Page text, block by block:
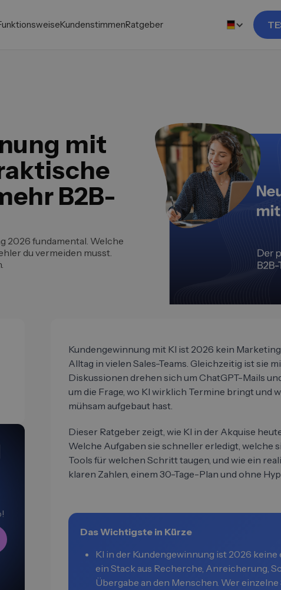
KundenstimmenRatgeber
mit
B2B-
2026 fundamental. Welche
du vermeiden musst.
Kundengewinnung mit KI ist 2026 kein
Alltag in vielen Sales-Teams. Gleichzeitig ist sie
Diskussionen drehen sich um ChatGPT-Mails
um die Frage, wo KI wirklich Termine bringt und
mühsam aufgebaut hast.
Dieser Ratgeber zeigt, wie KI in der Akquise
Welche Aufgaben sie schneller erledigt, welche
Tools für welchen Schritt taugen, und wie ein
klaren Zahlen, einem 30-Tage-Plan und ohne
Das Wichtigste in Kürze
KI in der Kundengewinnung ist 2026
ein Stack aus Recherche, Anreicherung,
Übergabe an den Menschen. Wer